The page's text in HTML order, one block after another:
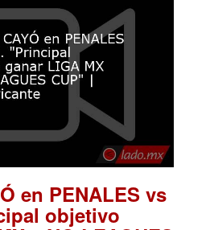
en PENALES vs
objetivo